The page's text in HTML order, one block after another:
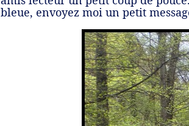
bleue, envoyez moi un petit